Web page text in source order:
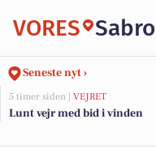
VORES Sabro
Seneste nyt ›
5 timer siden | VEJRET
Lunt vejr med bid i vinden